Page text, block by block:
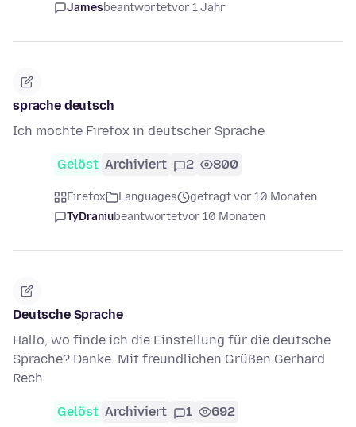
Jamesbeantwortetvor 1 Jahr
sprache deutsch
Ich möchte Firefox in deutscher Sprache
Gelöst Archiviert 2 800
Firefox Languages
gefragt vor 10 Monaten
TyDraniubeantwortetvor 10 Monaten
Deutsche Sprache
Hallo, wo finde ich die Einstellung für die deutsche
Sprache? Danke. Mit freundlichen Grüßen Gerhard
Rech
Gelöst Archiviert 1 692